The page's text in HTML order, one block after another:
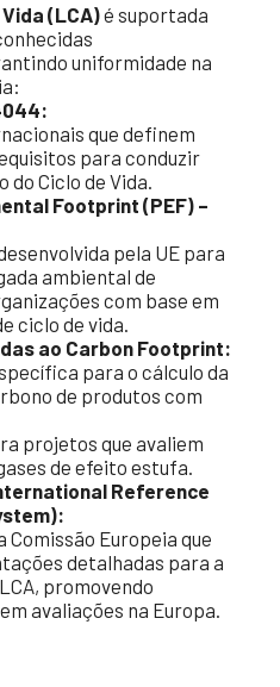
(LCA)é suportada
uniformidade na
que definem
para conduzir
do Ciclo de Vida.
Footprint (PEF) –
pela UE para
ambiental de
com base em
ciclo de vida.
ao Carbon Footprint:
para o cálculo da
de produtos com
projetos que avaliem
de efeito estufa.
Reference
Comissão Europeia que
detalhadas para a
promovendo
avaliações na Europa.